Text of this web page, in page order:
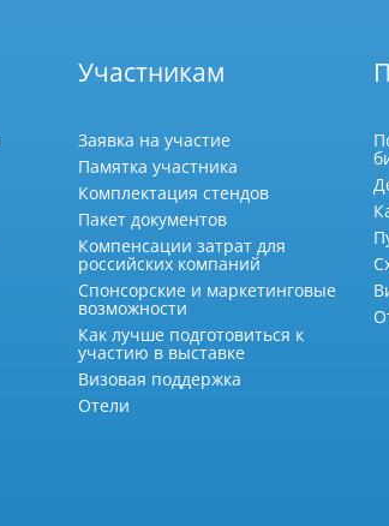
Участникам
Заявка на участие
Памятка участника
Комплектация стендов
Пакет документов
Компенсации затрат для
российских компаний
Спонсорские и маркетинговые
возможности
Как лучше подготовиться к
участию в выставке
Визовая поддержка
Отели